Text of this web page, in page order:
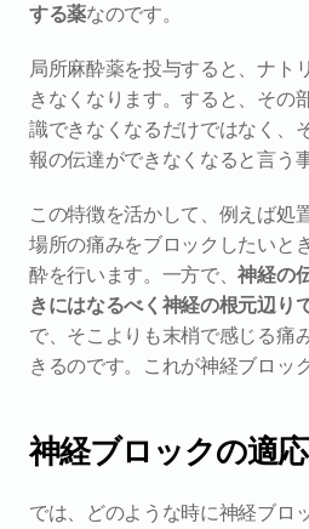
する薬なのです。
局所麻酔薬を投与すると、ナト
きなくなります。すると、その
識できなくなるだけではなく、
報の伝達ができなくなると言う
この特徴を活かして、例えば処
場所の痛みをブロックしたいと
酔を行います。一方で、神経の
きにはなるべく神経の根元辺り
で、そこよりも末梢で感じる痛
きるのです。これが神経ブロッ
神経ブロックの適応
では、どのような時に神経ブロ